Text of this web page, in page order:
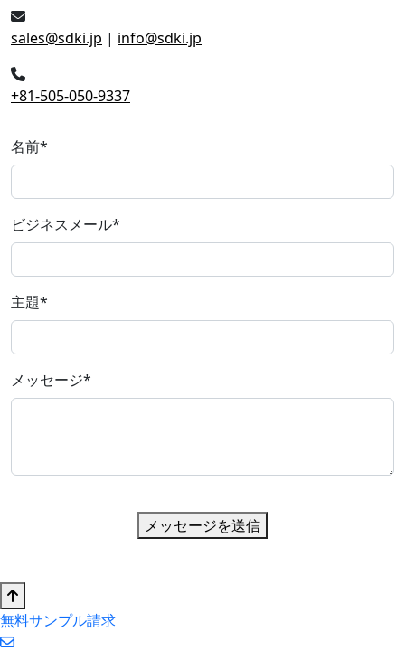
sales@sdki.jp | info@sdki.jp
+81-505-050-9337
名前*
ビジネスメール*
主題*
メッセージ*
メッセージを送信
無料サンプル請求